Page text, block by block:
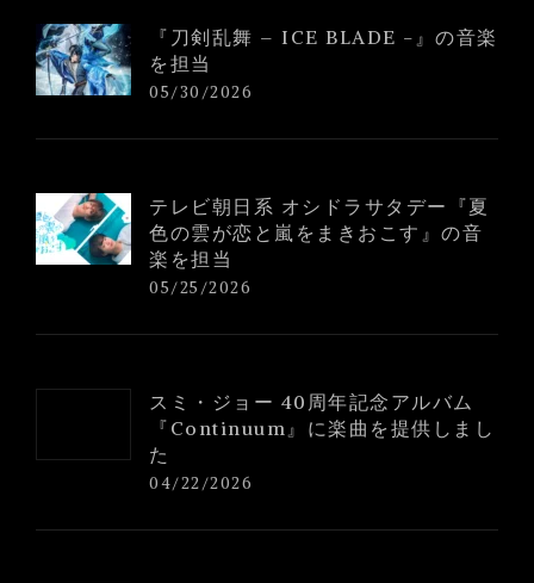
『刀剣乱舞 – ICE BLADE -』の音楽
を担当
05/30/2026
テレビ朝日系 オシドラサタデー『夏
色の雲が恋と嵐をまきおこす』の音
楽を担当
05/25/2026
スミ・ジョー 40周年記念アルバム
『Continuum』に楽曲を提供しまし
た
04/22/2026